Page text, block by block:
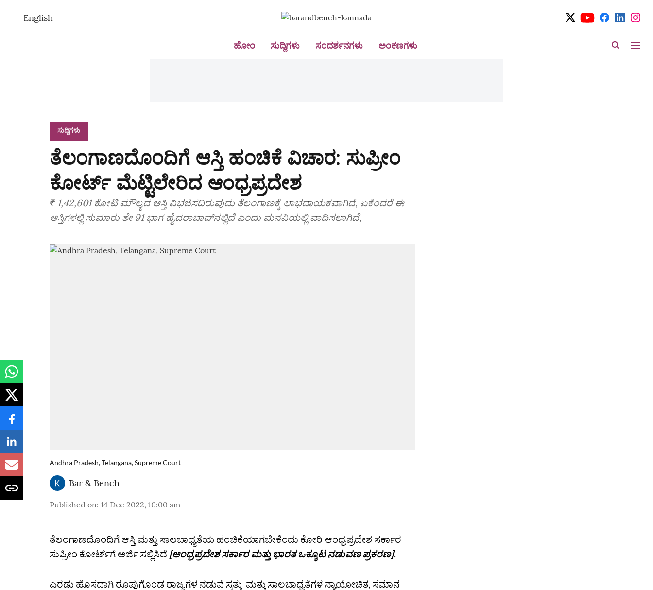
English
ಹೋಂ ಸುದ್ದಿಗಳು ಸಂದರ್ಶನಗಳು ಅಂಕಣಗಳು
ಸುದ್ದಿಗಳು
ತೆಲಂಗಾಣದೊಂದಿಗೆ ಆಸ್ತಿ ಹಂಚಿಕೆ ವಿಚಾರ: ಸುಪ್ರೀಂ
ಕೋರ್ಟ್‌ ಮೆಟ್ಟಿಲೇರಿದ ಆಂಧ್ರಪ್ರದೇಶ
₹ 1,42,601 ಕೋಟಿ ಮೌಲ್ಯದ ಆಸ್ತಿ ವಿಭಜಿಸದಿರುವುದು ತೆಲಂಗಾಣಕ್ಕೆ ಲಾಭದಾಯಕವಾಗಿದೆ, ಏಕೆಂದರೆ ಈ
ಆಸ್ತಿಗಳಲ್ಲಿ ಸುಮಾರು ಶೇ 91 ಭಾಗ ಹೈದರಾಬಾದ್‌ನಲ್ಲಿದೆ ಎಂದು ಮನವಿಯಲ್ಲಿ ವಾದಿಸಲಾಗಿದೆ,
Andhra Pradesh, Telangana, Supreme Court
Bar & Bench
Published on: 14 Dec 2022, 10:00 am
ತೆಲಂಗಾಣದೊಂದಿಗೆ ಆಸ್ತಿ ಮತ್ತು ಸಾಲಬಾಧ್ಯತೆಯ ಹಂಚಿಕೆಯಾಗಬೇಕೆಂದು ಕೋರಿ ಆಂಧ್ರಪ್ರದೇಶ ಸರ್ಕಾರ
ಸುಪ್ರೀಂ ಕೋರ್ಟ್‌ಗೆ ಅರ್ಜಿ ಸಲ್ಲಿಸಿದೆ [ಆಂಧ್ರಪ್ರದೇಶ ಸರ್ಕಾರ ಮತ್ತು ಭಾರತ ಒಕ್ಕೂಟ ನಡುವಣ ಪ್ರಕರಣ].
ಎರಡು ಹೊಸದಾಗಿ ರೂಪುಗೊಂಡ ರಾಜ್ಯಗಳ ನಡುವೆ ಸ್ವತ್ತು ಮತ್ತು ಸಾಲಬಾಧ್ಯತೆಗಳ ನ್ಯಾಯೋಚಿತ, ಸಮಾನ